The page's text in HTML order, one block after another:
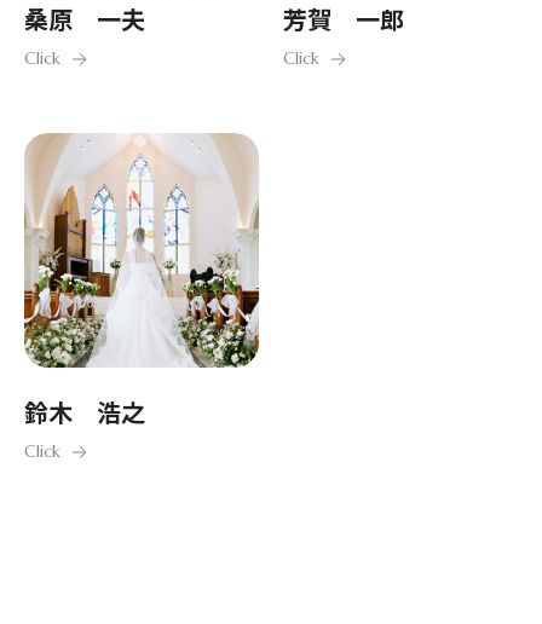
桑原 一夫
Click
芳賀 一郎
Click
鈴木 浩之
Click